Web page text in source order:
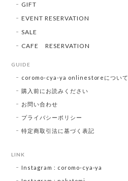
GIFT
EVENT RESERVATION
SALE
CAFE RESERVATION
GUIDE
coromo-cya-ya onlinestoreについて
購入前にお読みください
お問い合わせ
プライバシーポリシー
特定商取引法に基づく表記
LINK
Instagram : coromo-cya-ya